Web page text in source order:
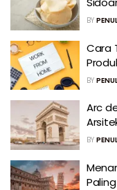
BY
Cara
BY
Arc
BY